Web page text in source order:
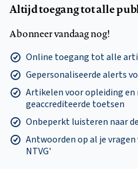
Altijd toegang tot alle
Abonneer vandaag nog!
Online toegang tot alle
Gepersonaliseerde alerts
Artikelen voor opleiding
geaccrediteerde toetsen
Onbeperkt luisteren naar
Antwoorden op al je
NTVG'